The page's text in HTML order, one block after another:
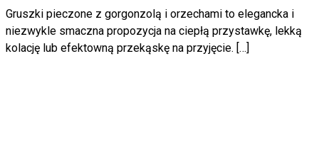
Gruszki pieczone z gorgonzolą i orzechami to elegancka i
niezwykle smaczna propozycja na ciepłą przystawkę, lekką
kolację lub efektowną przekąskę na przyjęcie. […]